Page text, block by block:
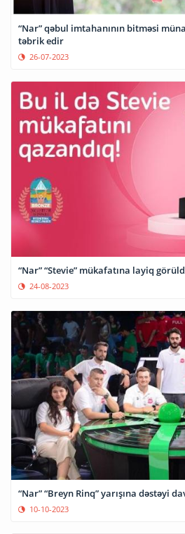
“Nar” qəbul imtahanının bitməsi
təbrik edir
26-07-2023
“Nar” “Stevie” mükafatına layiq
24-08-2023
“Nar” “Breyn Rinq” yarışına dəstəyi
10-10-2023